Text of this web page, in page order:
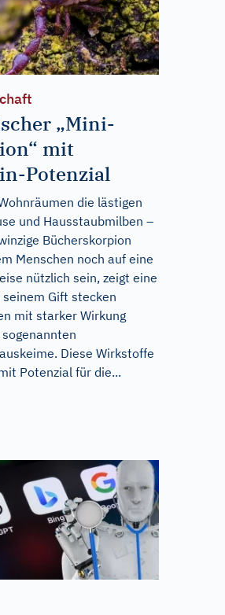
„Mini-
mit
Potenzial
die lästigen
und Hausstaubmilben –
Bücherskorpion
Menschen noch auf eine
nützlich sein, zeigt eine
Gift stecken
mit starker Wirkung
Diese Wirkstoffe
Potenzial für die...